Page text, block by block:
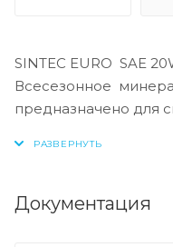
SINTEC EURO SAE
Всесезонное
предназначено для
рабочие
Документация